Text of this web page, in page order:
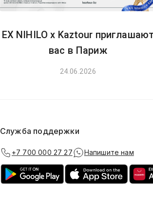
EX NIHILO x Kaztour приглашают
вас в Париж
24.06.2026
Служба поддержки
+7 700 000 27 27 Напишите нам